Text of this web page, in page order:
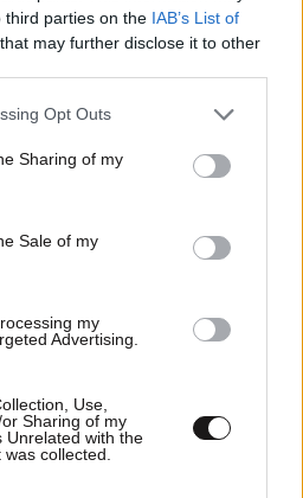
third parties on the IAB’s List of
that may further disclose it to other
app uses one or more Google
behaviour. You may click to
and its third-party tags to
purposes in below Google
Opt Outs
Sharing of my
Sale of my
my
Advertising.
Use,
Sharing of my
Unrelated with the
collected.
τους κανόνες σχολιασμού